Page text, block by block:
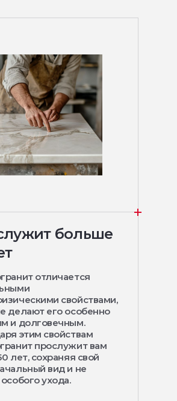
больше
отличается
свойствами,
делают его особенно
и долговечным.
этим свойствам
прослужит вам
лет, сохраняя свой
вид и не
ухода.